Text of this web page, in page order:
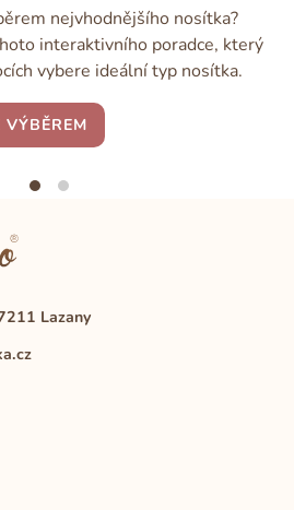
nejvhodnějšího nosítka?
interaktivního poradce, který
vybere ideální typ nosítka.
Lazany